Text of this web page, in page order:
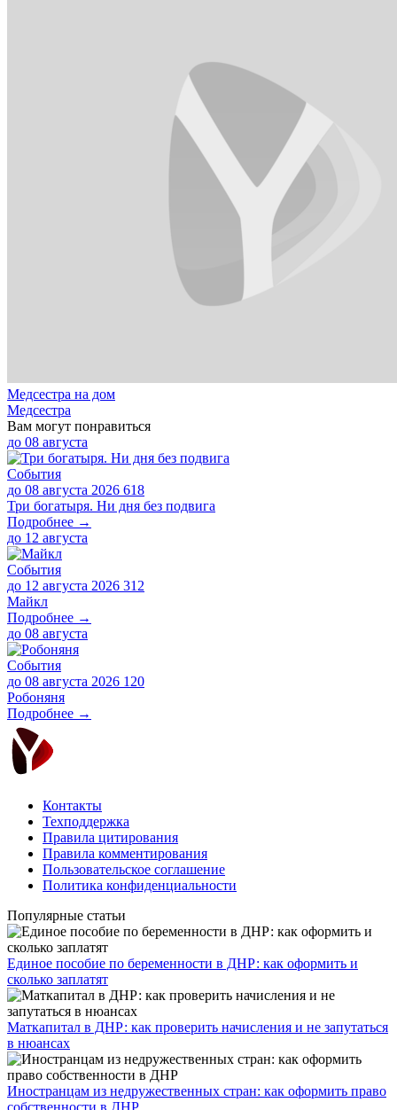
Медсестра на дом
Медсестра
Вам могут понравиться
до 08 августа
События
до 08 августа 2026 618
Три богатыря. Ни дня без подвига
Подробнее →
до 12 августа
События
до 12 августа 2026 312
Майкл
Подробнее →
до 08 августа
События
до 08 августа 2026 120
Робоняня
Подробнее →
Контакты
Техподдержка
Правила цитирования
Правила комментирования
Пользовательское соглашение
Политика конфиденциальности
Популярные статьи
Единое пособие по беременности в ДНР: как оформить и
сколько заплатят
​Маткапитал в ДНР: как проверить начисления и не запутаться
в нюансах
Иностранцам из недружественных стран: как оформить право
собственности в ДНР